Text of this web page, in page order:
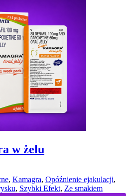
w żelu
, Kamagra, Opóźnienie ejakulacji,
, Szybki Efekt, Ze smakiem